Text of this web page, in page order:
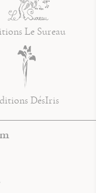
Le Sureau
DésIris